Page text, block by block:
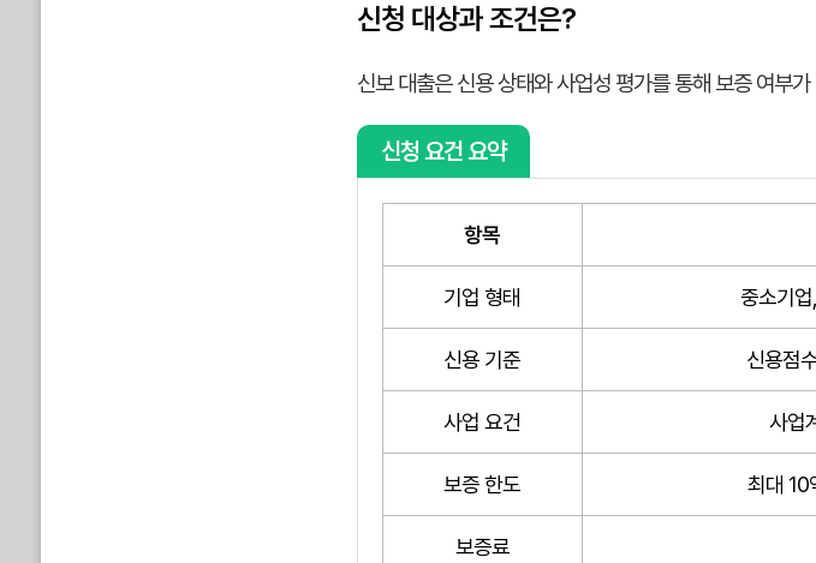
신청 대상과 조건은?
신보 대출은 신용 상태와 사업성 평가를 통해 보증 여부가
신청 요건 요약
항목
기업 형태 중소기
신용 기준 신용점
사업 요건 사업
보증 한도 최대 10
보증료